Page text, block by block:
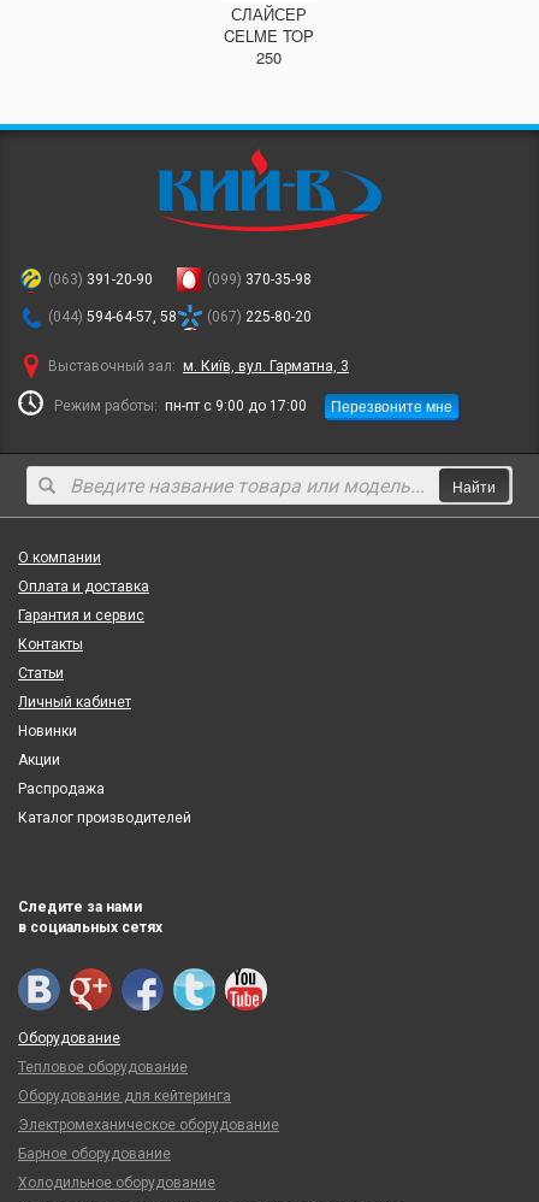
СЛАЙСЕР
CELME TOP
250
(063) 391-20-90
(044) 594-64-57, 58
(099) 370-35-98
(067) 225-80-20
Выставочный зал: м. Київ, вул. Гарматна, 3
Режим работы: пн-пт с 9:00 до 17:00 Перезвоните мне
Найти
О компании
Оплата и доставка
Гарантия и сервис
Контакты
Статьи
Личный кабинет
Новинки
Акции
Распродажа
Каталог производителей
Следите за нами
в социальных сетях
Оборудование
Тепловое оборудование
Оборудование для кейтеринга
Электромеханическое оборудование
Барное оборудование
Холодильное оборудование